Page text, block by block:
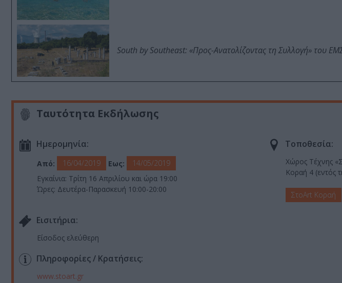
South by Southeast: «Προς-Ανατολίζοντας τη Συλλογή» του
Ταυτότητα Εκδήλωσης
Ημερομηνία:
Από: 16/04/2019 Εως:
14/05/2019
Εγκαίνια: Τρίτη 16 Απριλίου και ώρα 19:00
Ώρες: Δευτέρα-Παρασκευή 10:00-20:00
Τοποθεσία:
Χώρος Τέχνης
Κοραή 4 (εντός
ΣτοArt Κοραή
Eισιτήρια:
Είσοδος ελεύθερη
Πληροφορίες / Κρατήσεις:
www.stoart.gr